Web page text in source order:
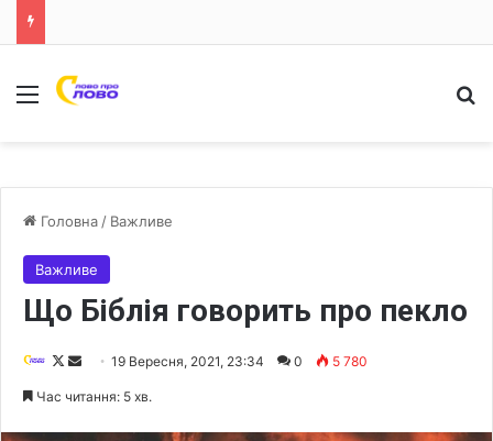
Меню
Головна / Важливе
Важливе
Що Біблія говорить про пекло
F
19 Вересня, 2021, 23:34 0 5 780
Час читання: 5 хв.